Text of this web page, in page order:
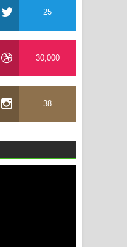
25
30,000
38